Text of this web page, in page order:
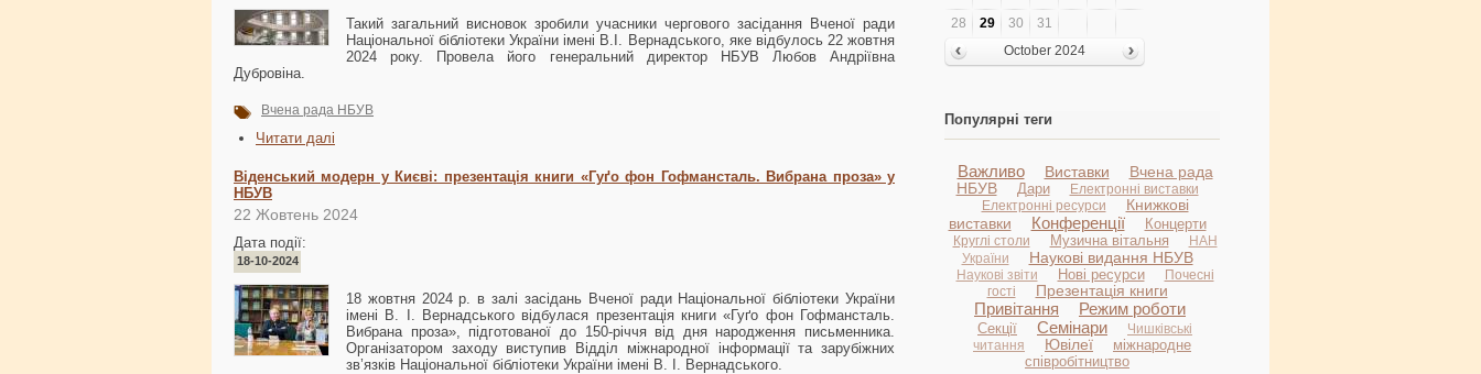
Такий загальний висновок зробили учасники чергового засідання Вченої ради
Національної бібліотеки України імені В.І. Вернадського, яке відбулось 22 жовтня
2024 року. Провела його генеральний директор НБУВ Любов Андріївна
Дубровіна.
Вчена рада НБУВ
Читати далі
Віденський модерн у Києві: презентація книги «Гуґо фон Гофмансталь. Вибрана проза» у
НБУВ
22 Жовтень 2024
Дата події:
18-10-2024
18 жовтня 2024 р. в залі засідань Вченої ради Національної бібліотеки України
імені В. І. Вернадського відбулася презентація книги «Гуґо фон Гофмансталь.
Вибрана проза», підготованої до 150-річчя від дня народження письменника.
Організатором заходу виступив Відділ міжнародної інформації та зарубіжних
зв’язків Національної бібліотеки України імені В. І. Вернадського.
28
29 30
31
October 2024
Популярні теги
Важливо Виставки
Вчена рада
НБУВ
Дари
Електронні виставки
Електронні ресурси
Книжкові
виставки
Конференції Концерти
Круглі столи Музична вітальня
НАН
України
Наукові видання НБУВ
Наукові звіти Нові ресурси
Почесні
гості
Презентація книги
Привітання Режим роботи
Секції Семінари
Чишківські
читання
Ювілеї
міжнародне
співробітництво